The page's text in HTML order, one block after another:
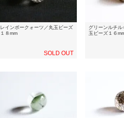
レインボークォーツ／丸玉ビーズ
１８mm
SOLD OUT
グリーンルチ
玉ビーズ１６